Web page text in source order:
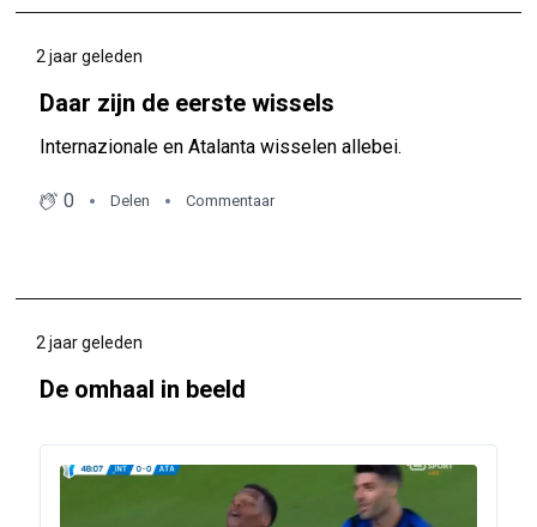
2 jaar geleden
Daar zijn de eerste wissels
Internazionale en Atalanta wisselen allebei.
0 Delen Commentaar
2 jaar geleden
De omhaal in beeld